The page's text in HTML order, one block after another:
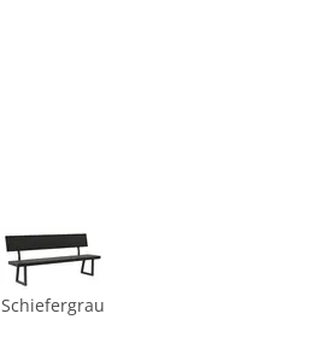
Schiefergrau